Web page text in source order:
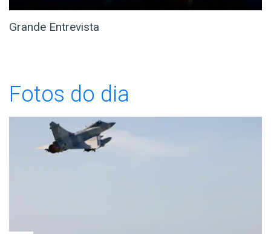
Grande Entrevista
Fotos do dia